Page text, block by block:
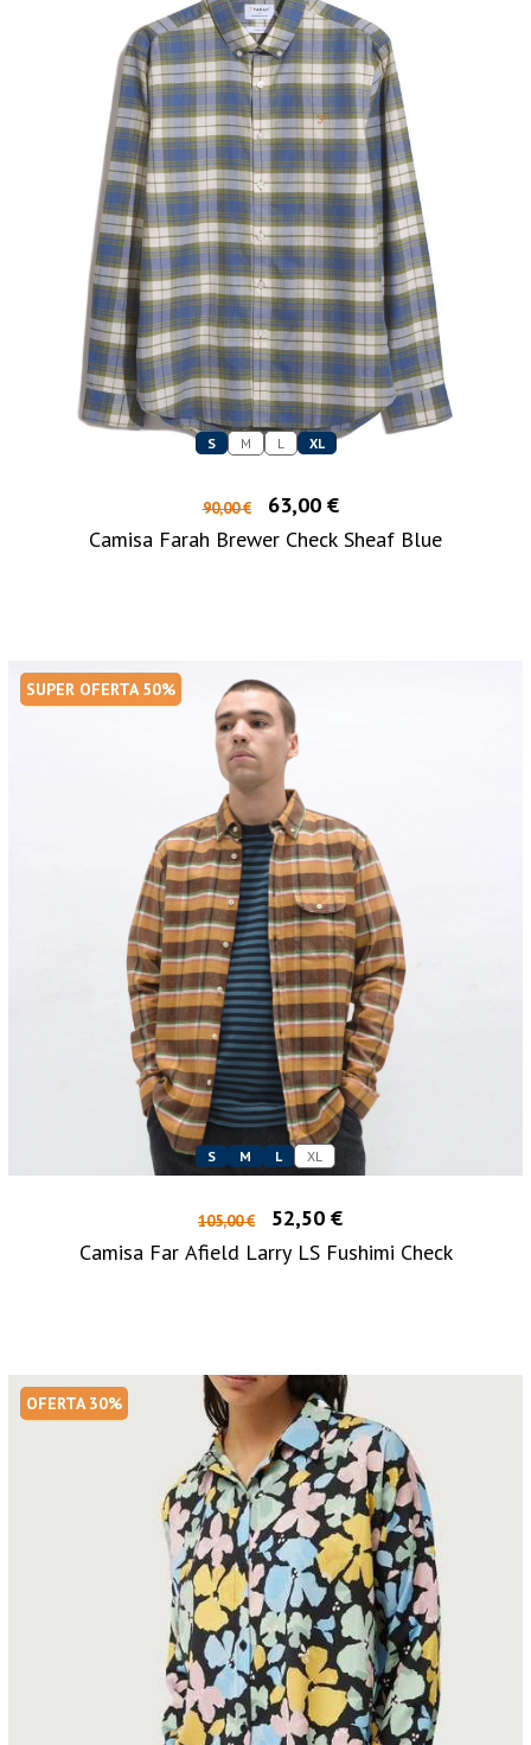
S M L XL
90,00 €
63,00 €
Camisa Farah Brewer Check Sheaf Blue
SUPER OFERTA 50%
S M L XL
105,00 €
52,50 €
Camisa Far Afield Larry LS Fushimi Check
OFERTA 30%